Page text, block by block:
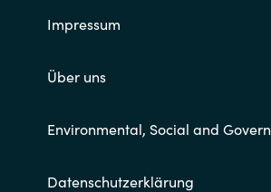
Impressum
Über uns
Environmental, Social and
Datenschutzerklärung